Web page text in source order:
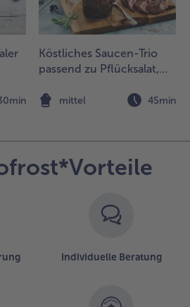
Köstliches Saucen-Trio
passend zu Pflücksalat,
Knusperkartoffeln
mittel 45min
Individuelle Beratung